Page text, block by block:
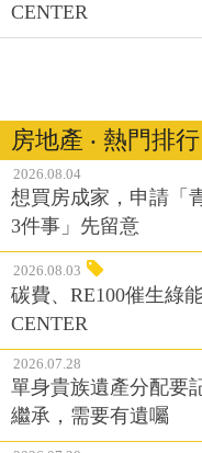
CENTER
房地產 ‧ 熱門排行
2026.08.04
想買房成家，申請「
3件事」先留意
2026.08.03
碳費、RE100催生綠
CENTER
2026.07.28
單身貴族遺產分配要
繼承，需要有遺囑